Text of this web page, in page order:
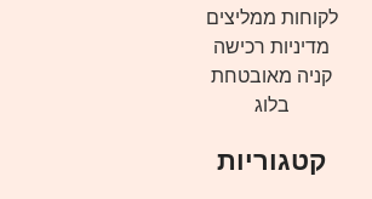
לקוחות ממליצים
מדיניות רכישה
קניה מאובטחת
בלוג
קטגוריות